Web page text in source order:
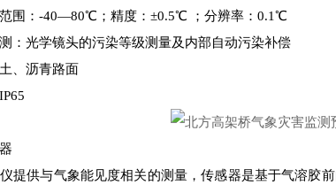
围：-40—80℃；精度：±0.5℃ ；分辨率：0.1℃
：光学镜头的污染等级测量及内部自动污染补偿
、沥青路面
提供与气象能见度相关的测量，传感器是基于气溶胶